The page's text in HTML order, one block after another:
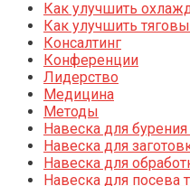
Как улучшить
Как улучшить
Консалтинг
Конференции
Лидерство
Медицина
Методы
Навеска для
Навеска для
Навеска для
Навеска для посева